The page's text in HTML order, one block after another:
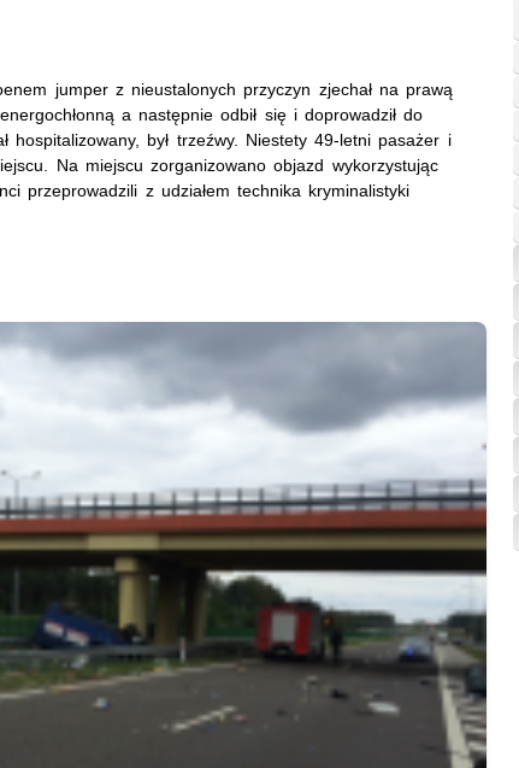
jumper z nieustalonych przyczyn zjechał na prawą
a następnie odbił się i doprowadził do
hospitalizowany, był trzeźwy. Niestety 49-letni pasażer i
Na miejscu zorganizowano objazd wykorzystując
przeprowadzili z udziałem technika kryminalistyki